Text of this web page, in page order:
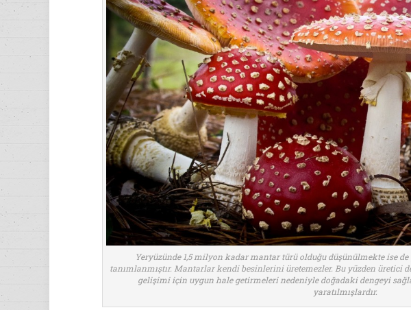
Yeryüzünde 1,5 milyon kadar mantar türü olduğu düşünülmekte ise
tanımlanmıştır. Mantarlar kendi besinlerini üretemezler. Bu yüzden üretici
gelişimi için uygun hale getirmeleri nedeniyle doğadaki dengeyi
yaratılmışlardır.